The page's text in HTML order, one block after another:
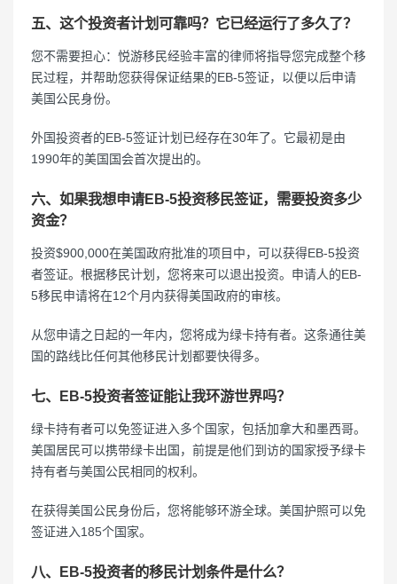
五、这个投资者计划可靠吗？它已经运行了多久了？
您不需要担心：悦游移民经验丰富的律师将指导您完成整个移
民过程，并帮助您获得保证结果的EB-5签证，以便以后申请
美国公民身份。
外国投资者的EB-5签证计划已经存在30年了。它最初是由
1990年的美国国会首次提出的。
六、如果我想申请EB-5投资移民签证，需要投资多少
资金？
投资$900,000在美国政府批准的项目中，可以获得EB-5投资
者签证。根据移民计划，您将来可以退出投资。申请人的EB-
5移民申请将在12个月内获得美国政府的审核。
从您申请之日起的一年内，您将成为绿卡持有者。这条通往美
国的路线比任何其他移民计划都要快得多。
七、EB-5投资者签证能让我环游世界吗？
绿卡持有者可以免签证进入多个国家，包括加拿大和墨西哥。
美国居民可以携带绿卡出国，前提是他们到访的国家授予绿卡
持有者与美国公民相同的权利。
在获得美国公民身份后，您将能够环游全球。美国护照可以免
签证进入185个国家。
八、EB-5投资者的移民计划条件是什么？